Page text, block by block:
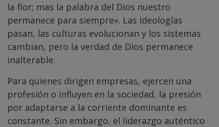
la flor; mas la palabra del Dios nuestro
permanece para siempre». Las ideologías
pasan, las culturas evolucionan y los sistemas
cambian, pero la verdad de Dios permanece
inalterable.
Para quienes dirigen empresas, ejercen una
profesión o influyen en la sociedad, la presión
por adaptarse a la corriente dominante es
constante. Sin embargo, el liderazgo auténtico